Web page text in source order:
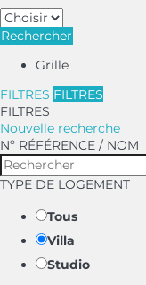
Rechercher
Grille
FILTRES FILTRES
FILTRES
Nouvelle recherche
Nº RÉFÉRENCE / NOM
TYPE DE LOGEMENT
Tous
Villa
Studio